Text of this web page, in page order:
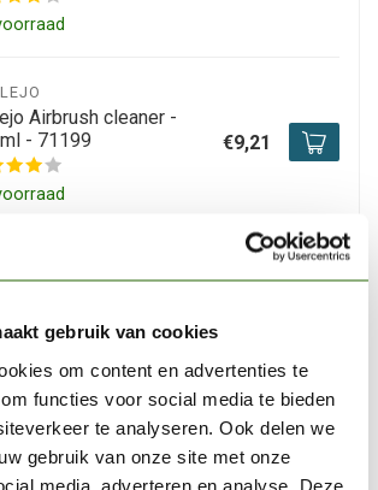
gebruik van cookies
om content en advertenties te
functies voor social media te bieden
te analyseren. Ook delen we
gebruik van onze site met onze
media, adverteren en analyse. Deze
Airbrush cleaner -
- 71199
€9,21
Yellow-Grey - MIL
Pipettes
Size - 12x - AK614
€2,95